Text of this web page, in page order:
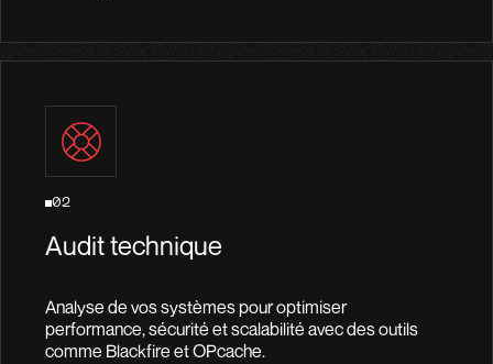
02
Audit technique
Analyse de vos systèmes pour optimiser
performance, sécurité et scalabilité avec des outils
comme Blackfire et OPcache.